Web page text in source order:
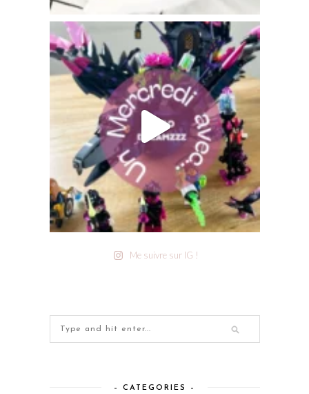
Me suivre sur IG !
– CATEGORIES –